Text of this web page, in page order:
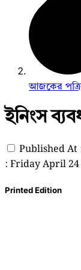
আজকের
ইনিংস
Published At
: Friday April 24
Printed Edition